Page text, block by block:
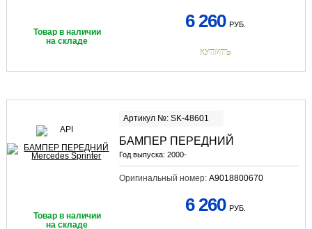
Товар в наличии
на складе
6 260 РУБ.
КУПИТЬ
Артикул №: SK-48601
БАМПЕР ПЕРЕДНИЙ
Год выпуска: 2000-
Оригинальный номер: A9018800670
Товар в наличии
на складе
6 260 РУБ.